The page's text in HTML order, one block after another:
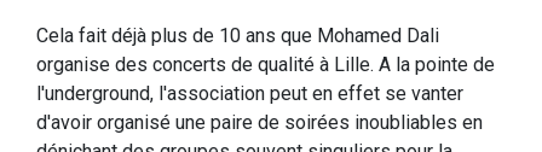
Cela fait déjà plus de 10 ans que Mohamed Dali
organise des concerts de qualité à Lille. A la pointe de
l'underground, l'association peut en effet se vanter
d'avoir organisé une paire de soirées inoubliables en